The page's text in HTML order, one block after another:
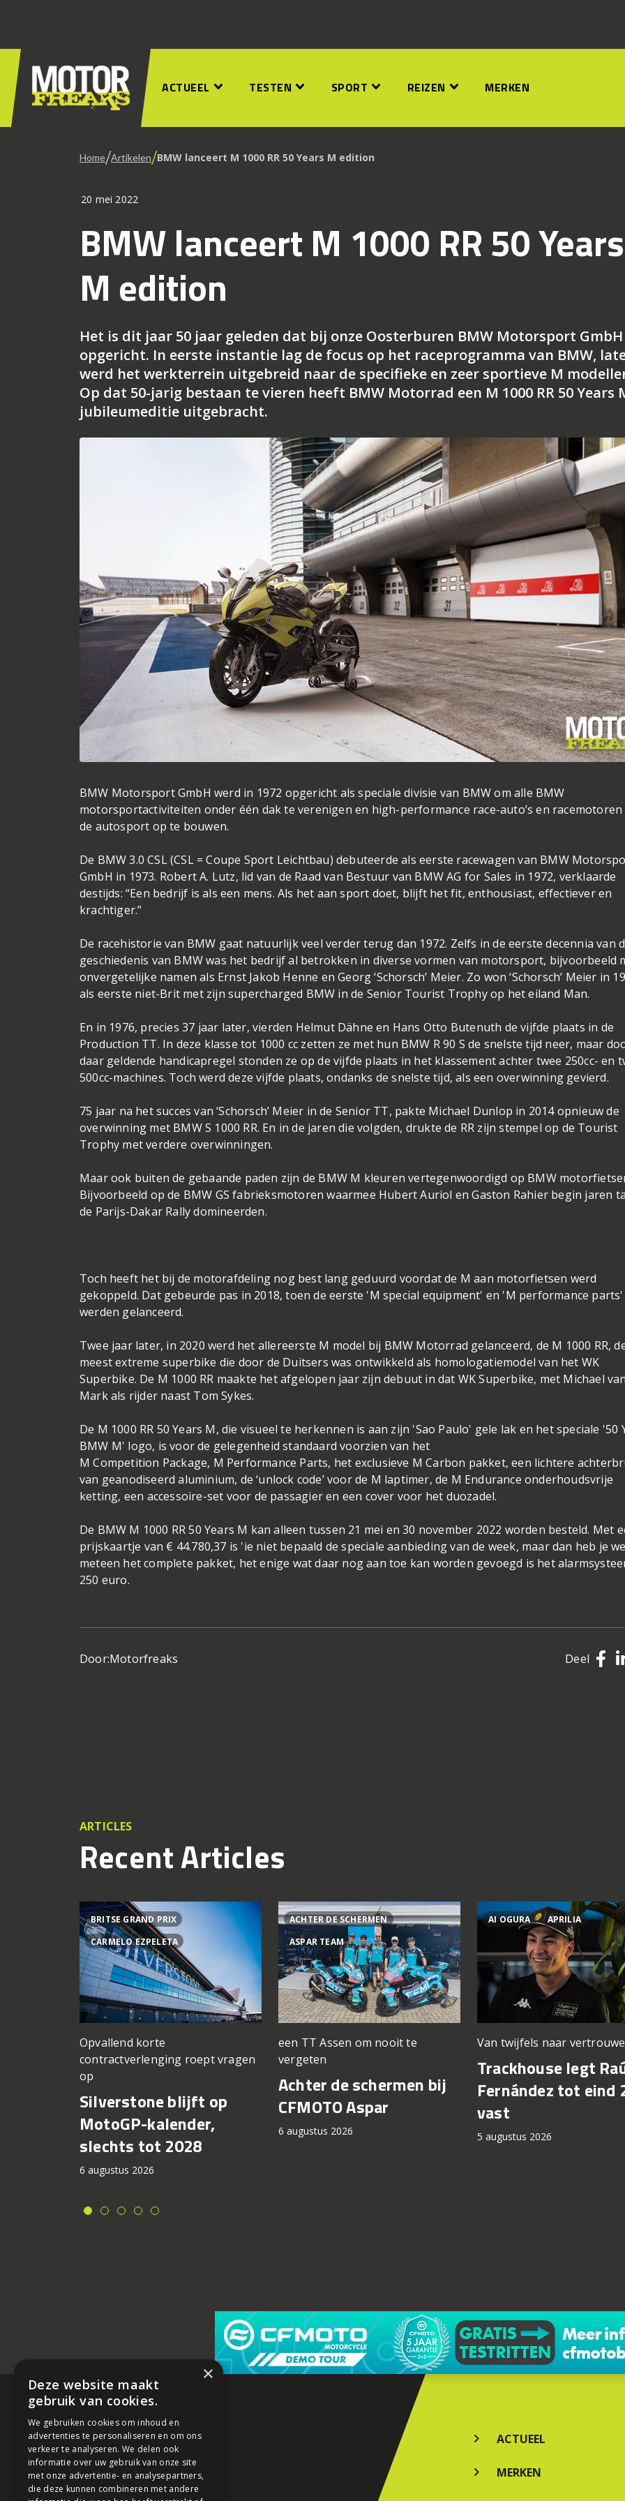
ACTUEEL TESTEN SPORT REIZEN MERKEN
Home/Artikelen/BMW lanceert M 1000 RR 50 Years M edition
20 mei 2022
BMW lanceert M 1000 RR 50 Years
M edition
Het is dit jaar 50 jaar geleden dat bij onze Oosterburen BMW Motorsport GmbH
opgericht. In eerste instantie lag de focus op het raceprogramma van BMW,
werd het werkterrein uitgebreid naar de specifieke en zeer sportieve M
Op dat 50-jarig bestaan te vieren heeft BMW Motorrad een M 1000 RR 50 Years
jubileumeditie uitgebracht.
BMW Motorsport GmbH werd in 1972 opgericht als speciale divisie van BMW om alle BMW
motorsportactiviteiten onder één dak te verenigen en high-performance race-auto’s en
de autosport op te bouwen.
De BMW 3.0 CSL (CSL = Coupe Sport Leichtbau) debuteerde als eerste racewagen van BMW
GmbH in 1973. Robert A. Lutz, lid van de Raad van Bestuur van BMW AG for Sales in 1972, verklaarde
destijds: “Een bedrijf is als een mens. Als het aan sport doet, blijft het fit, enthousiast, effectiever en
krachtiger.”
De racehistorie van BMW gaat natuurlijk veel verder terug dan 1972. Zelfs in de eerste decennia van
geschiedenis van BMW was het bedrijf al betrokken in diverse vormen van motorsport, bijvoorbeeld
onvergetelijke namen als Ernst Jakob Henne en Georg ‘Schorsch’ Meier. Zo won ‘Schorsch’ Meier in
als eerste niet-Brit met zijn supercharged BMW in de Senior Tourist Trophy op het eiland Man.
En in 1976, precies 37 jaar later, vierden Helmut Dähne en Hans Otto Butenuth de vijfde plaats in de
Production TT. In deze klasse tot 1000 cc zetten ze met hun BMW R 90 S de snelste tijd neer, maar
daar geldende handicapregel stonden ze op de vijfde plaats in het klassement achter twee 250cc- en
500cc-machines. Toch werd deze vijfde plaats, ondanks de snelste tijd, als een overwinning gevierd.
75 jaar na het succes van ‘Schorsch’ Meier in de Senior TT, pakte Michael Dunlop in 2014 opnieuw de
overwinning met BMW S 1000 RR. En in de jaren die volgden, drukte de RR zijn stempel op de Tourist
Trophy met verdere overwinningen.
Maar ook buiten de gebaande paden zijn de BMW M kleuren vertegenwoordigd op BMW
Bijvoorbeeld op de BMW GS fabrieksmotoren waarmee Hubert Auriol en Gaston Rahier begin jaren
de Parijs-Dakar Rally domineerden.
Toch heeft het bij de motorafdeling nog best lang geduurd voordat de M aan motorfietsen werd
gekoppeld. Dat gebeurde pas in 2018, toen de eerste 'M special equipment' en 'M performance parts'
werden gelanceerd.
Twee jaar later, in 2020 werd het allereerste M model bij BMW Motorrad gelanceerd, de M 1000 RR,
meest extreme superbike die door de Duitsers was ontwikkeld als homologatiemodel van het WK
Superbike. De M 1000 RR maakte het afgelopen jaar zijn debuut in dat WK Superbike, met Michael
Mark als rijder naast Tom Sykes.
De M 1000 RR 50 Years M, die visueel te herkennen is aan zijn 'Sao Paulo' gele lak en het speciale '50
BMW M' logo, is voor de gelegenheid standaard voorzien van het
M Competition Package, M Performance Parts, het exclusieve M Carbon pakket, een lichtere
van geanodiseerd aluminium, de ‘unlock code’ voor de M laptimer, de M Endurance onderhoudsvrije
ketting, een accessoire-set voor de passagier en een cover voor het duozadel.
De BMW M 1000 RR 50 Years M kan alleen tussen 21 mei en 30 november 2022 worden besteld. Met
prijskaartje van € 44.780,37 is 'ie niet bepaald de speciale aanbieding van de week, maar dan heb je
meteen het complete pakket, het enige wat daar nog aan toe kan worden gevoegd is het
250 euro.
Door:Motorfreaks Deel
ARTICLES
Recent Articles
BRITSE GRAND PRIX
CARMELO EZPELETA
Opvallend korte
contractverlenging roept vragen
op
Silverstone blijft op
MotoGP-kalender,
slechts tot 2028
6 augustus 2026
ACHTER DE SCHERMEN
ASPAR TEAM
een TT Assen om nooit te
vergeten
Achter de schermen bij
CFMOTO Aspar
6 augustus 2026
AI OGURA APRILIA
Van twijfels naar
Trackhouse legt
Fernández tot eind
vast
5 augustus 2026
ACTUEEL
MERKEN
×
Deze website maakt
gebruik van cookies.
We gebruiken cookies om inhoud en
advertenties te personaliseren en om ons
verkeer te analyseren. We delen ook
informatie over uw gebruik van onze site
met onze advertentie- en analysepartners,
die deze kunnen combineren met andere